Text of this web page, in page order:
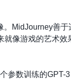
MidJourney善
像游戏的艺术效
参数训练的GPT-